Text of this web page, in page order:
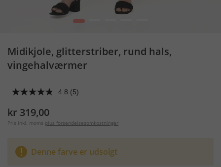
1
Midikjole, glitterstriber, rund hals,
vingehalværmer
4.8 (5)
kr 319,00
Pris inkl. moms plus forsendelsesomkostninger
Denne farve er udsolgt